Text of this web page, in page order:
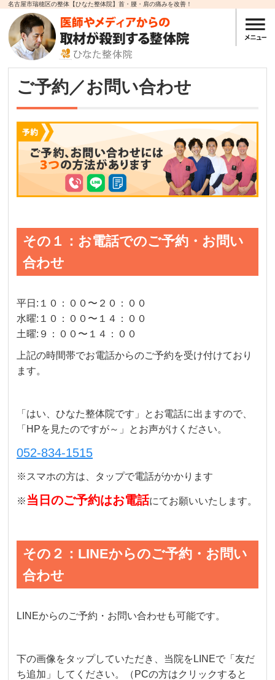
名古屋市瑞穂区の整体【ひなた整体院】首・腰・肩の痛みを改善！
ご予約／お問い合わせ
その１：お電話でのご予約・お問い
合わせ
平日:１０：００〜２０：００
水曜:１０：００〜１４：００
土曜:９：００〜１４：００
上記の時間帯でお電話からのご予約を受け付けており
ます。
「はい、ひなた整体院です」とお電話に出ますので、
「HPを見たのですが～」とお声がけください。
052-834-1515
※スマホの方は、タップで電話がかかります
※ 当日のご予約はお電話にてお願いいたします。
その２：LINEからのご予約・お問い
合わせ
LINEからのご予約・お問い合わせも可能です。
下の画像をタップしていただき、当院をLINEで「友だ
ち追加」してください。（PCの方はクリックすると